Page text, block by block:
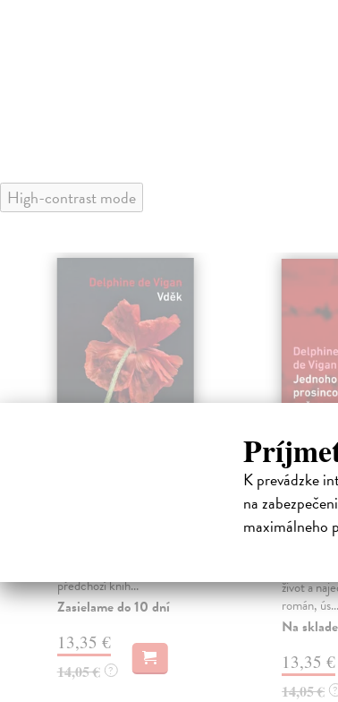
K prevádzke
na
maximálneho
High-contrast mode
předchozí knih...
Zasielame do 10 dní
13,35 €
14,05 € ?
Vigan
život a
román, ús...
Na sklade
13,35 €
14,05 € ?